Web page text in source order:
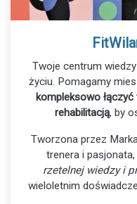
Twoje centrum
życiu. Pomagamy
kompleksowo
rehabilitacją, by
Tworzona przez
trenera i
rzetelnej wiedzy i
wieloletnim